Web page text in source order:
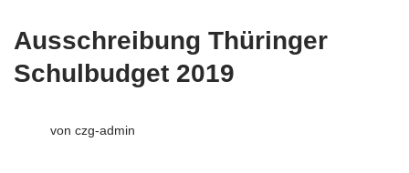
Ausschreibung Thüringer
Schulbudget 2019
von czg-admin